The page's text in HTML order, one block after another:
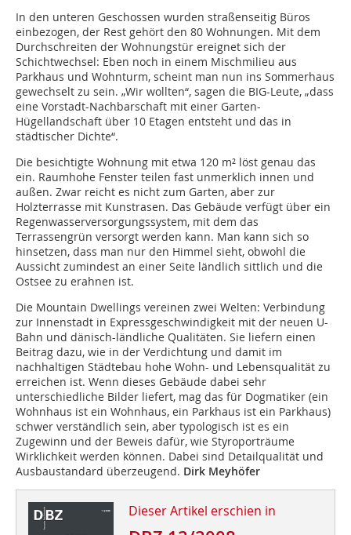
In den unteren Geschossen wurden straßenseitig Büros
einbezogen, der Rest gehört den 80 Wohnungen. Mit dem
Durchschreiten der Wohnungstür ereignet sich der
Schichtwechsel: Eben noch in einem Mischmilieu aus
Parkhaus und Wohnturm, scheint man nun ins Sommerhaus
gewechselt zu sein. „Wir wollten“, sagen die BIG-Leute, „dass
eine Vorstadt-Nachbarschaft mit einer Garten-
Hügellandschaft über 10 Etagen entsteht und das in
städtischer Dichte“.
Die besichtigte Wohnung mit etwa 120 m² löst genau das
ein. Raumhohe Fenster teilen fast unmerklich innen und
außen. Zwar reicht es nicht zum Garten, aber zur
Holzterrasse mit Kunstrasen. Das Gebäude verfügt über ein
Regenwasserversorgungssystem, mit dem das
Terrassengrün versorgt werden kann. Man kann sich so
hinsetzen, dass man nur den Himmel sieht, obwohl die
Aussicht zumindest an einer Seite ländlich sittlich und die
Ostsee zu erahnen ist.
Die Mountain Dwellings vereinen zwei Welten: Verbindung
zur Innenstadt in Expressgeschwindigkeit mit der neuen U-
Bahn und dänisch-ländliche Qualitäten. Sie liefern einen
Beitrag dazu, wie in der Verdichtung und damit im
nachhaltigen Städtebau hohe Wohn- und Lebensqualität zu
erreichen ist. Wenn dieses Gebäude dabei sehr
unterschiedliche Bilder liefert, mag das für Dogmatiker (ein
Wohnhaus ist ein Wohnhaus, ein Parkhaus ist ein Parkhaus)
schwer verständlich sein, aber typologisch ist es ein
Zugewinn und der Beweis dafür, wie Styroporträume
Wirklichkeit werden können. Dabei sind Detailqualität und
Ausbaustandard überzeugend. Dirk Meyhöfer
Dieser Artikel erschien in